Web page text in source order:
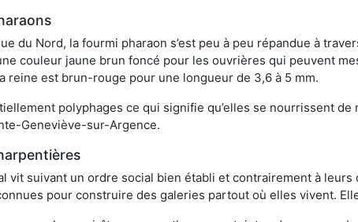
du Nord, la fourmi pharaon s’est peu à peu répandue à
couleur jaune brun foncé pour les ouvrières qui peuvent
reine est brun-rouge pour une longueur de 3,6 à 5 mm.
polyphages ce qui signifie qu’elles se nourrissent de
Geneviève-sur-Argence.
vit suivant un ordre social bien établi et contrairement à
pour construire des galeries partout où elles vivent.